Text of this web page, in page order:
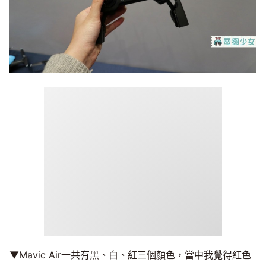
▼Mavic Air一共有黑、白、紅三個顏色，當中我覺得紅色